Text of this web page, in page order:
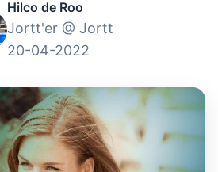
Hilco de Roo
Jortt'er @ Jortt
20-04-2022